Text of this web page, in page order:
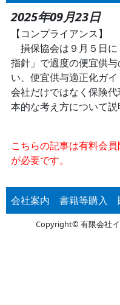
2025年09月23日
【コンプライアンス】
損保協会は９月５日
指針」で過度の便宜供
い、便宜供与適正化ガ
会社だけではなく保険
本的な考え方について説
こちらの記事は有料会員
が必要です。
会社案内 書籍等購入
Copyright© 有限会社